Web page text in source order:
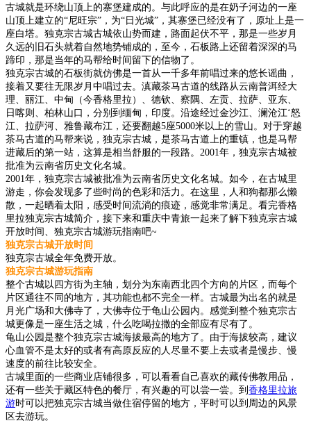
古城就是环绕山顶上的寨堡建成的。与此呼应的是在奶子河边的一座
山顶上建立的“尼旺宗”，为“日光城”，其寨堡已经没有了，原址上是一
座白塔。独克宗古城古城依山势而建，路面起伏不平，那是一些岁月
久远的旧石头就着自然地势铺成的，至今，石板路上还留着深深的马
蹄印，那是当年的马帮给时间留下的信物了。
独克宗古城的石板街就仿佛是一首从一千多年前唱过来的悠长谣曲，
接着又要往无限岁月中唱过去。滇藏茶马古道的线路从云南普洱经大
理、丽江、中甸（今香格里拉）、德钦、察隅、左贡、拉萨、亚东、
日喀则、柏林山口，分别到缅甸，印度。沿途经过金沙江、澜沧江‘怒
江、拉萨河、雅鲁藏布江，还要翻越5座5000米以上的雪山。对于穿越
茶马古道的马帮来说，独克宗古城，是茶马古道上的重镇，也是马帮
进藏后的第一站，这算是相当舒服的一段路。2001年，独克宗古城被
批准为云南省历史文化名城。
2001年，独克宗古城被批准为云南省历史文化名城。如今，在古城里
游走，你会发现多了些时尚的色彩和活力。在这里，人和狗都那么懒
散，一起晒着太阳，感受时间流淌的痕迹，感觉非常满足。看完香格
里拉独克宗古城简介，接下来和重庆中青旅一起来了解下独克宗古城
开放时间、独克宗古城游玩指南吧~
独克宗古城开放时间
独克宗古城全年免费开放。
独克宗古城游玩指南
整个古城以四方街为主轴，划分为东南西北四个方向的片区，而每个
片区通往不同的地方，其功能也都不完全一样。古城最为出名的就是
月光广场和大佛寺了，大佛寺位于龟山公园内。感觉到整个独克宗古
城更像是一座生活之城，什么吃喝拉撒的全部应有尽有了。
龟山公园是整个独克宗古城海拔最高的地方了。由于海拔较高，建议
心血管不是太好的或者有高原反应的人尽量不要上去或者是慢步、慢
速度的前往比较安全。
古城里面的一些商业店铺很多，可以看看自己喜欢的藏传佛教用品，
还有一些关于藏区特色的餐厅，有兴趣的可以尝一尝。到 香格里拉旅
游时可以把独克宗古城当做住宿停留的地方，平时可以到周边的风景
区去游玩。